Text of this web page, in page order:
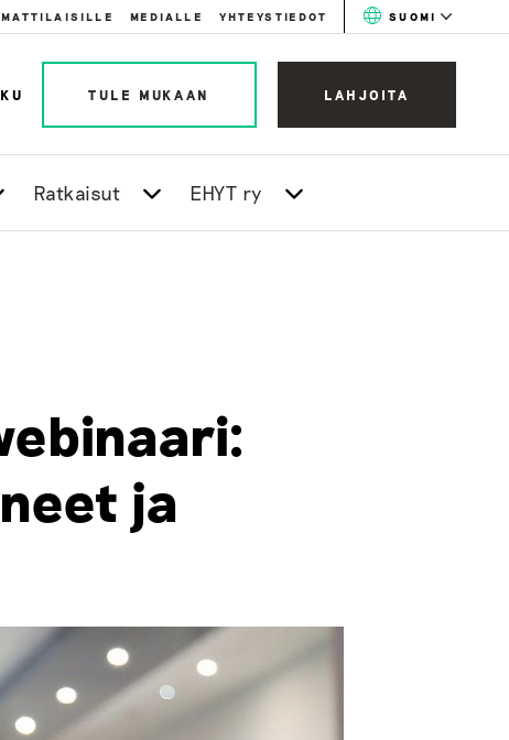
MEDIALLE YHTEYSTIEDOT SUOMI
TULE MUKAAN LAHJOITA
Ratkaisut EHYT ry
ja